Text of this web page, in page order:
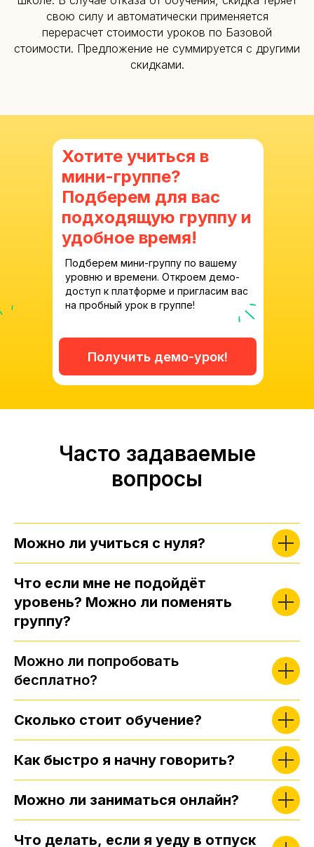
свою силу и автоматически применяется
перерасчет стоимости уроков по Базовой
стоимости. Предложение не суммируется с другими
скидками.
Хотите учиться в
мини-группе?
Подберем для вас
подходящую группу и
удобное время!
Подберем мини-группу по вашему
уровню и времени. Откроем демо-
доступ к платформе и пригласим вас
на пробный урок в группе!
Получить демо-урок!
Часто задаваемые
вопросы
Можно ли учиться с нуля?
Что если мне не подойдёт
уровень? Можно ли поменять
группу?
Можно ли попробовать
бесплатно?
Сколько стоит обучение?
Как быстро я начну говорить?
Можно ли заниматься онлайн?
Что делать, если я уеду в отпуск